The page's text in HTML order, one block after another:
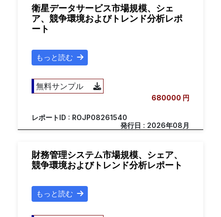
衛星データサービス市場規模、シェ
ア、競争環境およびトレンド分析レポ
ート
もっと読む
無料サンプル
680000 円
レポートID : ROJP08261540
発行日 : 2026年08月
財務管理システム市場規模、シェア、
競争環境およびトレンド分析レポート
もっと読む